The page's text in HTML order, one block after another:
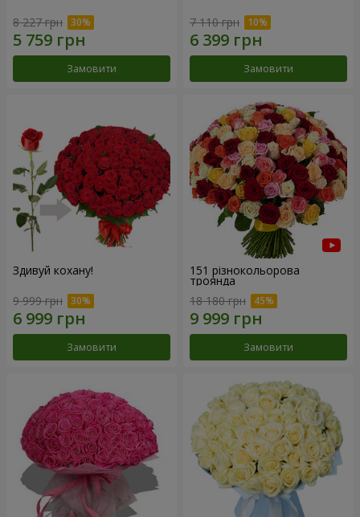
8 227 грн
Замовити
7 110 грн
Замовити
Здивуй кохану!
9 999 грн
Замовити
151 різнокольорова
троянда
18 180 грн
Замовити